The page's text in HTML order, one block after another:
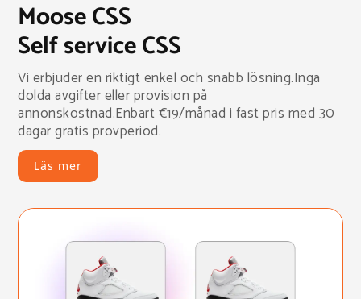
Moose CSS
Self service CSS
Vi erbjuder en riktigt enkel och snabb lösning.Inga
dolda avgifter eller provision på
annonskostnad.Enbart €19/månad i fast pris med 30
dagar gratis provperiod.
Läs mer